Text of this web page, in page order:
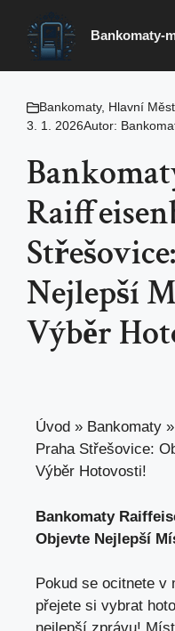
obsah
Bankomaty-
Bankomaty, Hlavní
3. 1. 2026Autor:
Nejlepší
Výběr
Úvod » Bankomaty »
Praha Střešovice:
Výběr Hotovosti!
Bankomaty
Objevte Nejlepší
Pokud se ocitnete v
přejete si vybrat